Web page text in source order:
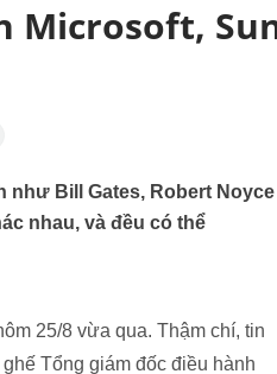
Microsoft,
như Bill Gates, Robert Noyce
nhau, và đều có thể
25/8 vừa qua. Thậm chí, tin
Tổng giám đốc điều hành